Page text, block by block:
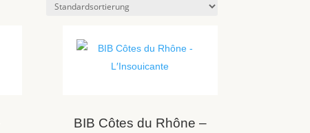
BIB Côtes du Rhône –